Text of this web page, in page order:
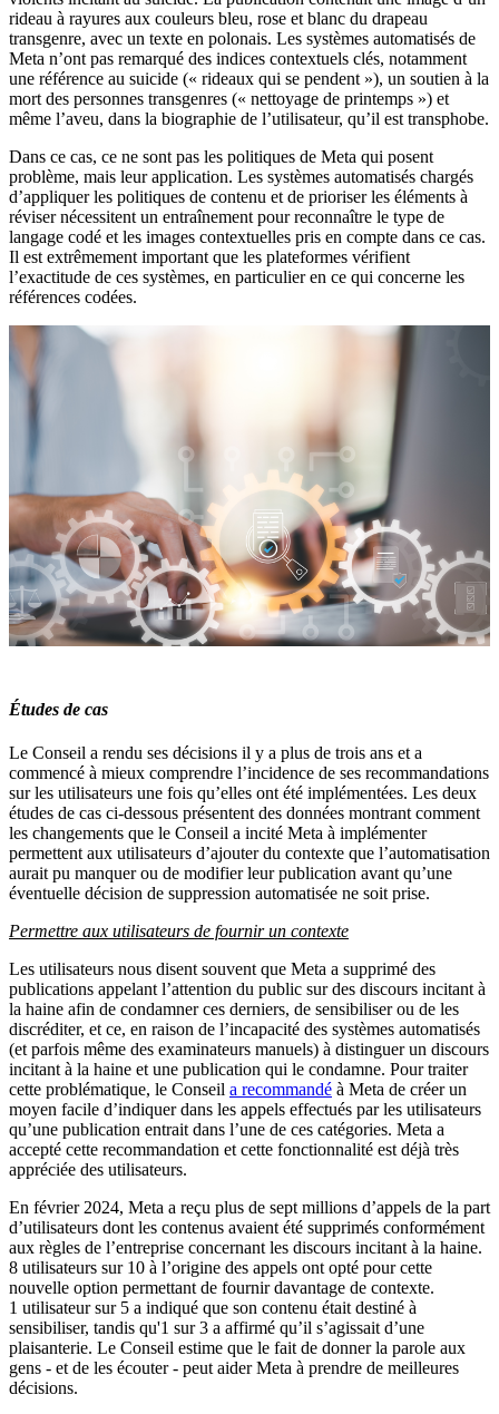
rideau à rayures aux couleurs bleu, rose et blanc du drapeau
transgenre, avec un texte en polonais. Les systèmes automatisés de
Meta n’ont pas remarqué des indices contextuels clés, notamment
une référence au suicide (« rideaux qui se pendent »), un soutien à la
mort des personnes transgenres (« nettoyage de printemps ») et
même l’aveu, dans la biographie de l’utilisateur, qu’il est transphobe.
Dans ce cas, ce ne sont pas les politiques de Meta qui posent
problème, mais leur application. Les systèmes automatisés chargés
d’appliquer les politiques de contenu et de prioriser les éléments à
réviser nécessitent un entraînement pour reconnaître le type de
langage codé et les images contextuelles pris en compte dans ce cas.
Il est extrêmement important que les plateformes vérifient
l’exactitude de ces systèmes, en particulier en ce qui concerne les
références codées.
Études de cas
Le Conseil a rendu ses décisions il y a plus de trois ans et a
commencé à mieux comprendre l’incidence de ses recommandations
sur les utilisateurs une fois qu’elles ont été implémentées. Les deux
études de cas ci-dessous présentent des données montrant comment
les changements que le Conseil a incité Meta à implémenter
permettent aux utilisateurs d’ajouter du contexte que l’automatisation
aurait pu manquer ou de modifier leur publication avant qu’une
éventuelle décision de suppression automatisée ne soit prise.
Permettre aux utilisateurs de fournir un contexte
Les utilisateurs nous disent souvent que Meta a supprimé des
publications appelant l’attention du public sur des discours incitant à
la haine afin de condamner ces derniers, de sensibiliser ou de les
discréditer, et ce, en raison de l’incapacité des systèmes automatisés
(et parfois même des examinateurs manuels) à distinguer un discours
incitant à la haine et une publication qui le condamne. Pour traiter
cette problématique, le Conseil a recommandé à Meta de créer un
moyen facile d’indiquer dans les appels effectués par les utilisateurs
qu’une publication entrait dans l’une de ces catégories. Meta a
accepté cette recommandation et cette fonctionnalité est déjà très
appréciée des utilisateurs.
En février 2024, Meta a reçu plus de sept millions d’appels de la part
d’utilisateurs dont les contenus avaient été supprimés conformément
aux règles de l’entreprise concernant les discours incitant à la haine.
8 utilisateurs sur 10 à l’origine des appels ont opté pour cette
nouvelle option permettant de fournir davantage de contexte.
1 utilisateur sur 5 a indiqué que son contenu était destiné à
sensibiliser, tandis qu'1 sur 3 a affirmé qu’il s’agissait d’une
plaisanterie. Le Conseil estime que le fait de donner la parole aux
gens - et de les écouter - peut aider Meta à prendre de meilleures
décisions.